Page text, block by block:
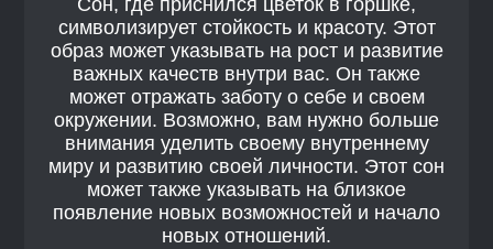
Сон, где приснился цветок в горшке,
символизирует стойкость и красоту. Этот
образ может указывать на рост и развитие
важных качеств внутри вас. Он также
может отражать заботу о себе и своем
окружении. Возможно, вам нужно больше
внимания уделить своему внутреннему
миру и развитию своей личности. Этот сон
может также указывать на близкое
появление новых возможностей и начало
новых отношений.